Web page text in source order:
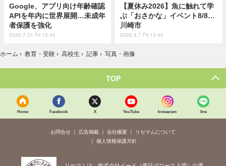
Google、アプリ向け年齢確認
APIを年内に世界展開…未成年
者保護を強化
2026.7.31 Fri 13:45
【夏休み2026】魚に触れて学
ぶ「おさかな」イベント8/8…
川崎市
2026.8.7 Fri 10:45
ホーム › 教育・受験 › 高校生 › 記事 › 写真・画像
TOP
Home Facebook X YouTube Instagram line
お問合せ 広告掲載 会社概要
リセマムについて
個人情報保護方針